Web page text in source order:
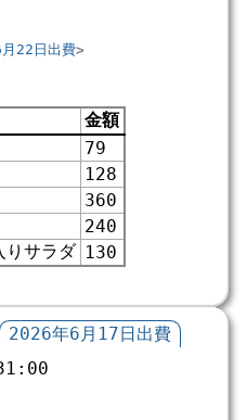
22日出費
金額
79
128
360
240
りサラダ 130
2026年6月17日出費